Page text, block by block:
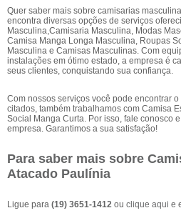
Quer saber mais sobre camisarias
encontra diversas opções de serviços
Masculina,Camisaria Masculina, Modas
Camisa Manga Longa Masculina, Roupas
Masculina e Camisas Masculinas. Com
instalações em ótimo estado, a empresa é
seus clientes, conquistando sua confiança.
Com nossos serviços você pode encontrar
citados, também trabalhamos com Camisa
Social Manga Curta. Por isso, fale conosco
empresa. Garantimos a sua satisfação!
Para saber mais sobre
Atacado Paulínia
Ligue para (19) 3651-1412 ou clique aqui e